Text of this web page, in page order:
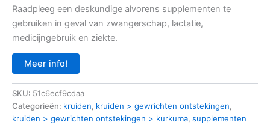
Raadpleeg een deskundige alvorens supplementen te
gebruiken in geval van zwangerschap, lactatie,
medicijngebruik en ziekte.
Meer info!
SKU: 51c6ecf9cdaa
Categorieën: kruiden, kruiden > gewrichten ontstekingen,
kruiden > gewrichten ontstekingen > kurkuma, supplementen